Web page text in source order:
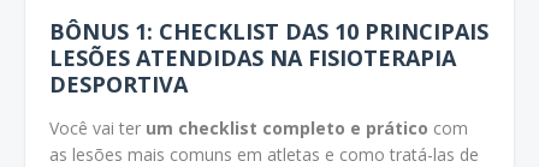
BÔNUS 1: CHECKLIST DAS 10 PRINCIPAIS
LESÕES ATENDIDAS NA FISIOTERAPIA
DESPORTIVA
Você vai ter um checklist completo e prático com
as lesões mais comuns em atletas e como tratá-las de